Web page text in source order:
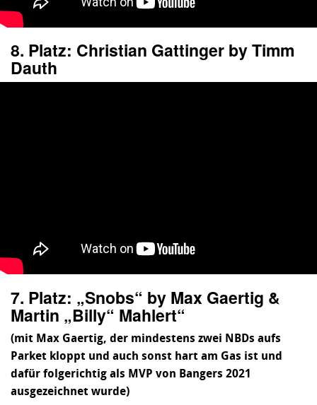
8. Platz: Christian Gattinger by Timm
Dauth
7. Platz: „Snobs“ by Max Gaertig &
Martin „Billy“ Mahlert“
(mit Max Gaertig, der mindestens zwei NBDs aufs
Parket kloppt und auch sonst hart am Gas ist und
dafür folgerichtig als MVP von Bangers 2021
ausgezeichnet wurde)